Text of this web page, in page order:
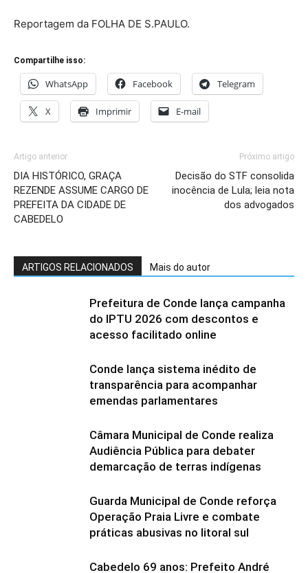
Reportagem da FOLHA DE S.PAULO.
Compartilhe isso:
WhatsApp Facebook Telegram
X Imprimir E-mail
Artigo anterior
DIA HISTÓRICO, GRAÇA
REZENDE ASSUME CARGO DE
PREFEITA DA CIDADE DE
CABEDELO
Próximo artigo
Decisão do STF consolida
inocência de Lula; leia nota
dos advogados
ARTIGOS RELACIONADOS Mais do autor
Prefeitura de Conde lança campanha
do IPTU 2026 com descontos e
acesso facilitado online
Conde lança sistema inédito de
transparência para acompanhar
emendas parlamentares
Câmara Municipal de Conde realiza
Audiência Pública para debater
demarcação de terras indígenas
Guarda Municipal de Conde reforça
Operação Praia Livre e combate
práticas abusivas no litoral sul
Cabedelo 69 anos: Prefeito André